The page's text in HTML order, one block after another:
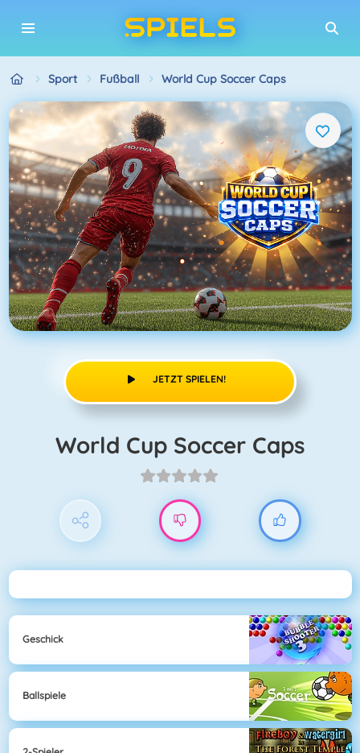
Sport Fußball World Cup Soccer Caps
JETZT SPIELEN!
World Cup Soccer Caps
Geschick
Ballspiele